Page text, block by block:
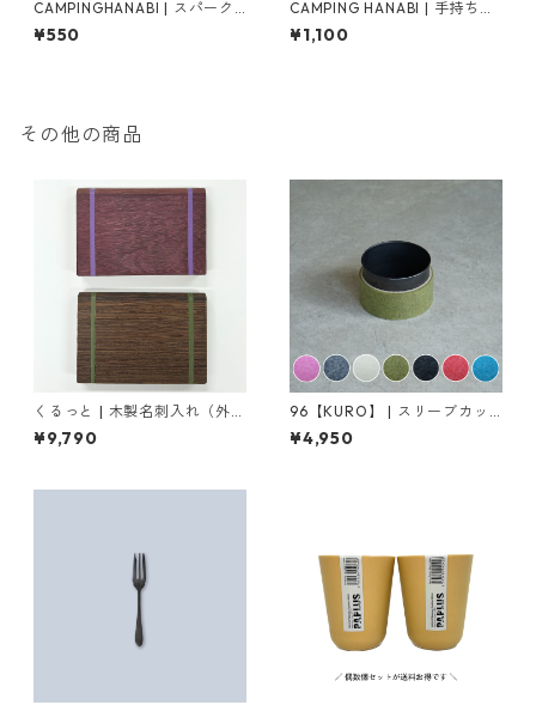
CAMPINGHANABI | スパーク
ラー
¥550
CAMPING HANABI | 手持ち花
火セット
¥1,100
その他の商品
くるっと | 木製名刺入れ（外国
産材）
¥9,790
96【KURO】 | スリーブカッ
プ（全７色）
¥4,950